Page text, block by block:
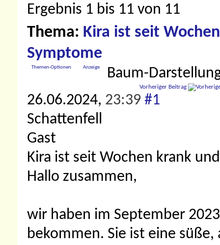
Ergebnis 1 bis 11 von 11
Thema: Kira ist seit
Symptome
Themen-Optionen Anzeige Baum-
Vorheriger Beitrag
26.06.2024, 23:39 #1
Schattenfell
Gast
Kira ist seit Wochen krank
Hallo zusammen,
wir haben im September
bekommen. Sie ist eine